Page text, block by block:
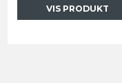
VIS PRODUKT